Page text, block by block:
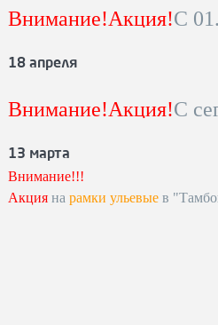
Внимание!Акция!С
Подробности
Спешите закупиться!
18 апреля
Внимание!Акция!С
вощину!
Спешите закупиться к
13 марта
Внимание!!!
Акция на рамки ульевые в